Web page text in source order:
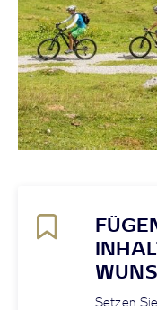
Setzen